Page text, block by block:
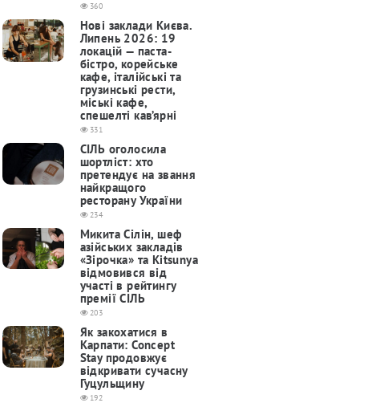
360
Нові заклади Києва.
Липень 2026: 19
локацій — паста-
бістро, корейське
кафе, італійські та
грузинські рести,
міські кафе,
спешелті кав’ярні
331
СІЛЬ оголосила
шортліст: хто
претендує на звання
найкращого
ресторану України
234
Микита Сілін, шеф
азійських закладів
«Зірочка» та Kitsunya
відмовився від
участі в рейтингу
премії СІЛЬ
203
Як закохатися в
Карпати: Concept
Stay продовжує
відкривати сучасну
Гуцульщину
192